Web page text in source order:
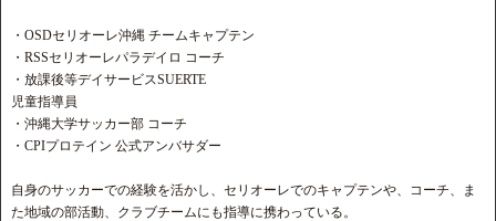
・OSDセリオーレ沖縄 チームキャプテン
・RSSセリオーレパラデイロ コーチ
・放課後等デイサービスSUERTE
児童指導員
・沖縄大学サッカー部 コーチ
・CPIプロテイン 公式アンバサダー
自身のサッカーでの経験を活かし、セリオーレでのキャプテンや、コーチ、ま
た地域の部活動、クラブチームにも指導に携わっている。